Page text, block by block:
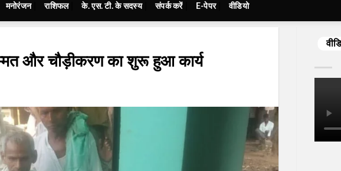
मनोरंजन राशिफल के. एस. टी. के सदस्य संपर्क करें E-पेपर वीडियो
और चौड़ीकरण का शुरू हुआ कार्य